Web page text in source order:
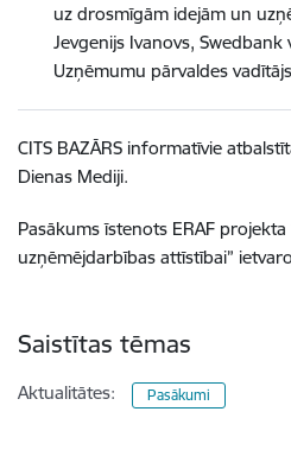
uz drosmīgām idejām un
Jevgenijs Ivanovs, Swedbank
Uzņēmumu pārvaldes
CITS BAZĀRS informatīvie
Dienas Mediji.
Pasākums īstenots ERAF
uzņēmējdarbības attīstībai”
Saistītas tēmas
Aktualitātes: Pasākumi